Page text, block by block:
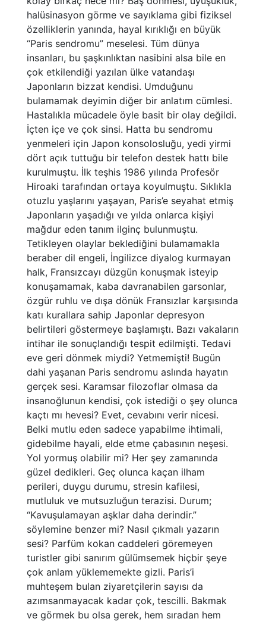
halüsinasyon görme ve sayıklama gibi fiziksel
özelliklerin yanında, hayal kırıklığı en büyük
“Paris sendromu” meselesi. Tüm dünya
insanları, bu şaşkınlıktan nasibini alsa bile en
çok etkilendiği yazılan ülke vatandaşı
Japonların bizzat kendisi. Umduğunu
bulamamak deyimin diğer bir anlatım cümlesi.
Hastalıkla mücadele öyle basit bir olay değildi.
İçten içe ve çok sinsi. Hatta bu sendromu
yenmeleri için Japon konsolosluğu, yedi yirmi
dört açık tuttuğu bir telefon destek hattı bile
kurulmuştu. İlk teşhis 1986 yılında Profesör
Hiroaki tarafından ortaya koyulmuştu. Sıklıkla
otuzlu yaşlarını yaşayan, Paris’e seyahat etmiş
Japonların yaşadığı ve yılda onlarca kişiyi
mağdur eden tanım ilginç bulunmuştu.
Tetikleyen olaylar beklediğini bulamamakla
beraber dil engeli, İngilizce diyalog kurmayan
halk, Fransızcayı düzgün konuşmak isteyip
konuşamamak, kaba davranabilen garsonlar,
özgür ruhlu ve dışa dönük Fransızlar karşısında
katı kurallara sahip Japonlar depresyon
belirtileri göstermeye başlamıştı. Bazı vakaların
intihar ile sonuçlandığı tespit edilmişti. Tedavi
eve geri dönmek miydi? Yetmemişti! Bugün
dahi yaşanan Paris sendromu aslında hayatın
gerçek sesi. Karamsar filozoflar olmasa da
insanoğlunun kendisi, çok istediği o şey olunca
kaçtı mı hevesi? Evet, cevabını verir nicesi.
Belki mutlu eden sadece yapabilme ihtimali,
gidebilme hayali, elde etme çabasının neşesi.
Yol yormuş olabilir mi? Her şey zamanında
güzel dedikleri. Geç olunca kaçan ilham
perileri, duygu durumu, stresin kafilesi,
mutluluk ve mutsuzluğun terazisi. Durum;
“Kavuşulamayan aşklar daha derindir.”
söylemine benzer mi? Nasıl çıkmalı yazarın
sesi? Parfüm kokan caddeleri göremeyen
turistler gibi sanırım gülümsemek hiçbir şeye
çok anlam yüklememekte gizli. Paris’i
muhteşem bulan ziyaretçilerin sayısı da
azımsanmayacak kadar çok, tescilli. Bakmak
ve görmek bu olsa gerek, hem sıradan hem